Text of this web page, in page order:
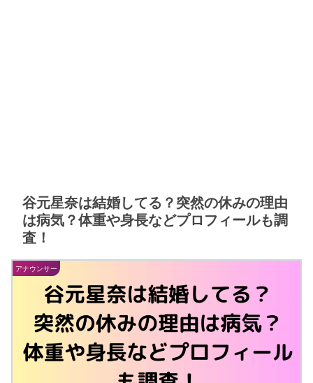
谷元星奈は結婚してる？突然の休みの理由
は病気？体重や身長などプロフィールも調
査！
アナウンサー